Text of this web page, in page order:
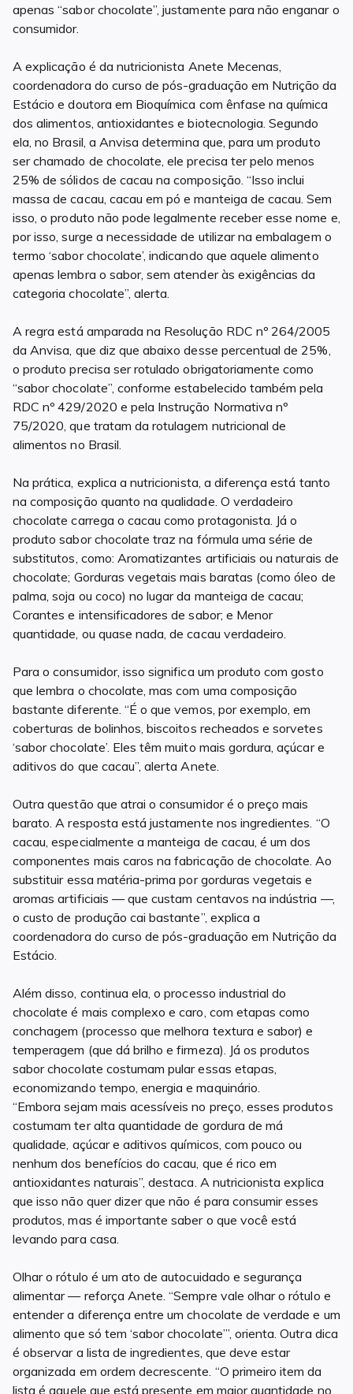
apenas “sabor chocolate”, justamente para não enganar o
consumidor.
A explicação é da nutricionista Anete Mecenas,
coordenadora do curso de pós-graduação em Nutrição da
Estácio e doutora em Bioquímica com ênfase na química
dos alimentos, antioxidantes e biotecnologia. Segundo
ela, no Brasil, a Anvisa determina que, para um produto
ser chamado de chocolate, ele precisa ter pelo menos
25% de sólidos de cacau na composição. “Isso inclui
massa de cacau, cacau em pó e manteiga de cacau. Sem
isso, o produto não pode legalmente receber esse nome e,
por isso, surge a necessidade de utilizar na embalagem o
termo ‘sabor chocolate’, indicando que aquele alimento
apenas lembra o sabor, sem atender às exigências da
categoria chocolate”, alerta.
A regra está amparada na Resolução RDC nº 264/2005
da Anvisa, que diz que abaixo desse percentual de 25%,
o produto precisa ser rotulado obrigatoriamente como
“sabor chocolate”, conforme estabelecido também pela
RDC nº 429/2020 e pela Instrução Normativa nº
75/2020, que tratam da rotulagem nutricional de
alimentos no Brasil.
Na prática, explica a nutricionista, a diferença está tanto
na composição quanto na qualidade. O verdadeiro
chocolate carrega o cacau como protagonista. Já o
produto sabor chocolate traz na fórmula uma série de
substitutos, como: Aromatizantes artificiais ou naturais de
chocolate; Gorduras vegetais mais baratas (como óleo de
palma, soja ou coco) no lugar da manteiga de cacau;
Corantes e intensificadores de sabor; e Menor
quantidade, ou quase nada, de cacau verdadeiro.
Para o consumidor, isso significa um produto com gosto
que lembra o chocolate, mas com uma composição
bastante diferente. “É o que vemos, por exemplo, em
coberturas de bolinhos, biscoitos recheados e sorvetes
‘sabor chocolate’. Eles têm muito mais gordura, açúcar e
aditivos do que cacau”, alerta Anete.
Outra questão que atrai o consumidor é o preço mais
barato. A resposta está justamente nos ingredientes. “O
cacau, especialmente a manteiga de cacau, é um dos
componentes mais caros na fabricação de chocolate. Ao
substituir essa matéria-prima por gorduras vegetais e
aromas artificiais — que custam centavos na indústria —,
o custo de produção cai bastante”, explica a
coordenadora do curso de pós-graduação em Nutrição da
Estácio.
Além disso, continua ela, o processo industrial do
chocolate é mais complexo e caro, com etapas como
conchagem (processo que melhora textura e sabor) e
temperagem (que dá brilho e firmeza). Já os produtos
sabor chocolate costumam pular essas etapas,
economizando tempo, energia e maquinário.
“Embora sejam mais acessíveis no preço, esses produtos
costumam ter alta quantidade de gordura de má
qualidade, açúcar e aditivos químicos, com pouco ou
nenhum dos benefícios do cacau, que é rico em
antioxidantes naturais”, destaca. A nutricionista explica
que isso não quer dizer que não é para consumir esses
produtos, mas é importante saber o que você está
levando para casa.
Olhar o rótulo é um ato de autocuidado e segurança
alimentar — reforça Anete. “Sempre vale olhar o rótulo e
entender a diferença entre um chocolate de verdade e um
alimento que só tem ‘sabor chocolate’”, orienta. Outra dica
é observar a lista de ingredientes, que deve estar
organizada em ordem decrescente. “O primeiro item da
lista é aquele que está presente em maior quantidade no